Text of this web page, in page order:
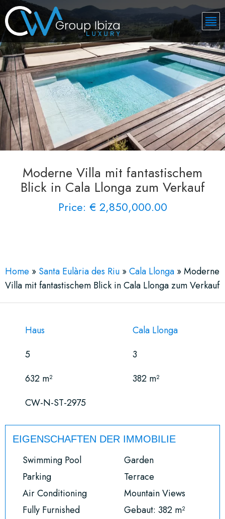
Moderne Villa mit fantastischem
Blick in Cala Llonga zum Verkauf
Price: € 2,850,000.00
Home » Santa Eulària des Riu »Cala Llonga »Moderne
Villa mit fantastischem Blick in Cala Llonga zum Verkauf
Haus
Cala Llonga
5
3
632 m²
382 m²
CW-N-ST-2975
EIGENSCHAFTEN DER IMMOBILIE
Swimming Pool
Garden
Parking
Terrace
Air Conditioning
Mountain Views
Fully Furnished
Gebaut: 382 m²